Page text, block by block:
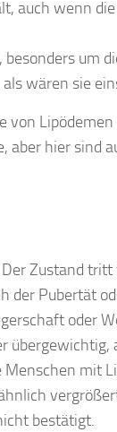
auch wenn
um
wären sie
von
hier sind
Zustand
der Pubertät
oder
übergewichtig,
mit
bestätigt.